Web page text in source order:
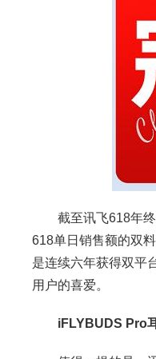
截至讯飞618年终
618单日销售额的双
是连续六年获得双平
用户的喜爱。
iFLYBUDS Pro